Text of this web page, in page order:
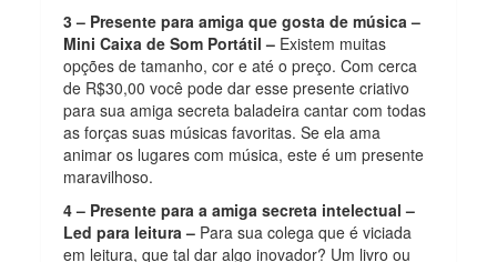
3 – Presente para amiga que gosta de música –
Mini Caixa de Som Portátil – Existem muitas
opções de tamanho, cor e até o preço. Com cerca
de R$30,00 você pode dar esse presente criativo
para sua amiga secreta baladeira cantar com todas
as forças suas músicas favoritas. Se ela ama
animar os lugares com música, este é um presente
maravilhoso.
4 – Presente para a amiga secreta intelectual –
Led para leitura – Para sua colega que é viciada
em leitura, que tal dar algo inovador? Um livro ou